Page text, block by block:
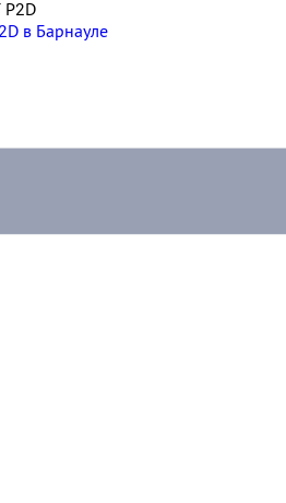
в Барнауле